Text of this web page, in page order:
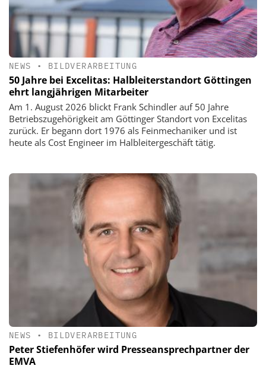
NEWS • BILDVERARBEITUNG
50 Jahre bei Excelitas: Halbleiterstandort Göttingen
ehrt langjährigen Mitarbeiter
Am 1. August 2026 blickt Frank Schindler auf 50 Jahre
Betriebszugehörigkeit am Göttinger Standort von Excelitas
zurück. Er begann dort 1976 als Feinmechaniker und ist
heute als Cost Engineer im Halbleitergeschäft tätig.
NEWS • BILDVERARBEITUNG
Peter Stiefenhöfer wird Presseansprechpartner der
EMVA